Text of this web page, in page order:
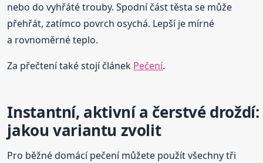
nebo do vyhřáté trouby. Spodní část těsta se může
přehřát, zatímco povrch osychá. Lepší je mírné
a rovnoměrné teplo.
Za přečtení také stojí článek Pečení.
Instantní, aktivní a čerstvé droždí:
jakou variantu zvolit
Pro běžné domácí pečení můžete použít všechny tři